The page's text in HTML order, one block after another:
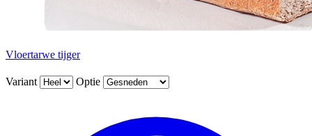
Vloertarwe tijger
Variant Optie